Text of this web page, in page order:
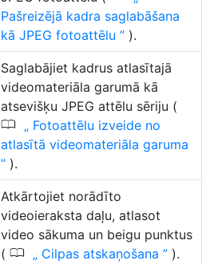
Pašreizējā kadra saglabāšana
kā JPEG fotoattēlu
).
Saglabājiet kadrus atlasītajā
videomateriāla garumā kā
atsevišķu JPEG attēlu sēriju (
0
Fotoattēlu izveide no
atlasītā videomateriāla garuma
).
Atkārtojiet norādīto
videoieraksta daļu, atlasot
video sākuma un beigu punktus
( 0 Cilpas atskaņošana ).